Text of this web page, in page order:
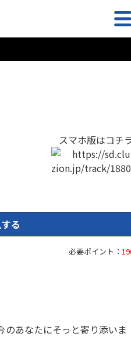
スマホ版はコチ
る
必要ポイント：
のあなたにそっと寄り添いま